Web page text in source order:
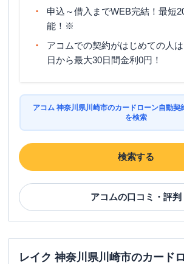
申込～借入までWEB完結！最短
能！※
アコムでの契約がはじめての人
日から最大30日間金利0円！
アコム 神奈川県川崎市のカードローン自動契
を検索
検索する
アコムの口コミ・評判
レイク 神奈川県川崎市のカード